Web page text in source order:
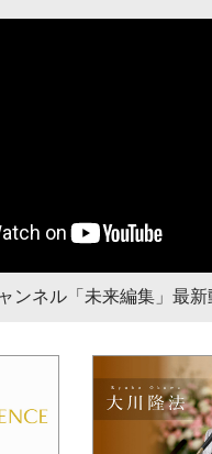
ンネル「未来編集」最